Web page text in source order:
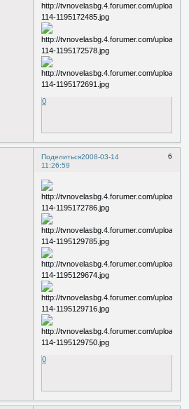
0
Поделиться 6
2008-03-14
11:26:59
0